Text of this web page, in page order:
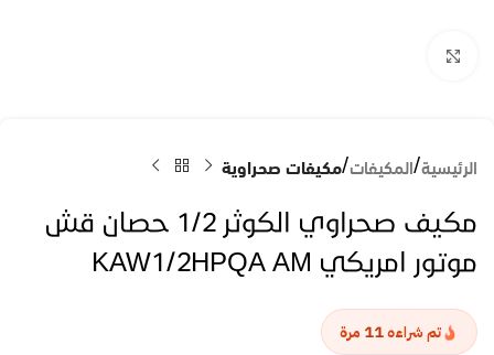
الرئيسية المكيفات مكيفات صحراوية
مكيف صحراوي الكوثر 1/2 حصان قش
موتور امريكي KAW1/2HPQA AM
تم شراءه11 مرة